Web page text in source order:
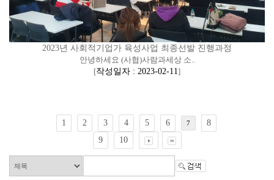
2023년 사회적기업가 육성사업 최종선발 진행과정
안녕하세요 (사협)사람과세상 소..
[작성일자 : 2023-02-11]
1 2 3 4 5 6 7
8
9
10